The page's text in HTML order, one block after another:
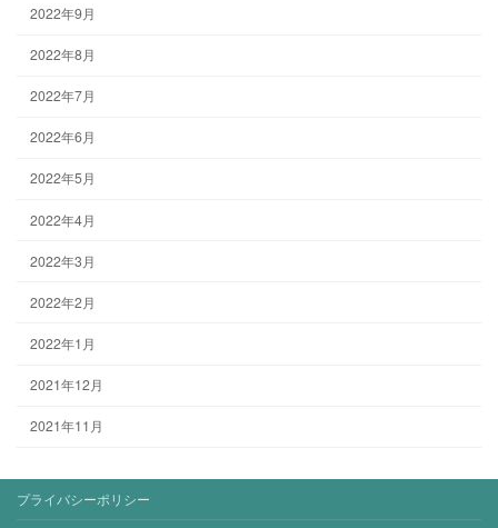
2022年9月
2022年8月
2022年7月
2022年6月
2022年5月
2022年4月
2022年3月
2022年2月
2022年1月
2021年12月
2021年11月
プライバシーポリシー